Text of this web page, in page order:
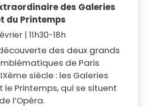
des Galeries
du Printemps
| 11h30-18h
des deux grands
de Paris
siècle : les Galeries
Printemps, qui se situent
l’Opéra.